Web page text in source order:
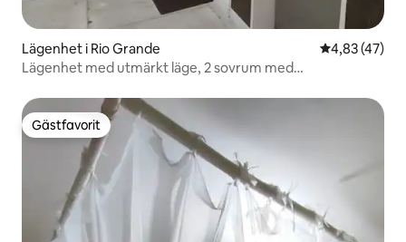
Lägenhet i Rio Grande 4,83 av 5 i
4,83 (47)
Lägenhet med utmärkt läge, 2 sovrum med
Gästfavorit
Gästfavorit